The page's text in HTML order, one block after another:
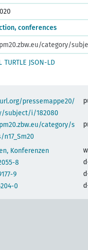
conferences
category/
TURTLE JSON-LD
pressemappe20/
subject/i/182080
category/s
Konferenzen
8
9
0